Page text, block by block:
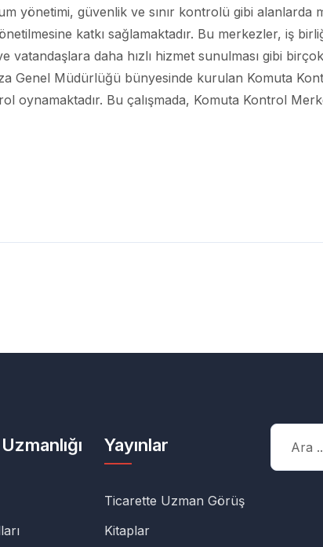
yönetimi, güvenlik ve sınır kontrolü gibi alanlarda
katkı sağlamaktadır. Bu merkezler, iş
vatandaşlara daha hızlı hizmet sunulması gibi
Genel Müdürlüğü bünyesinde kurulan Komuta
oynamaktadır. Bu çalışmada, Komuta Kontrol
Yayınlar
Ticarette Uzman Görüş
Kitaplar